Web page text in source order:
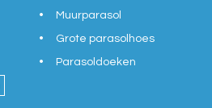
Muurparasol
Grote parasolhoes
Parasoldoeken